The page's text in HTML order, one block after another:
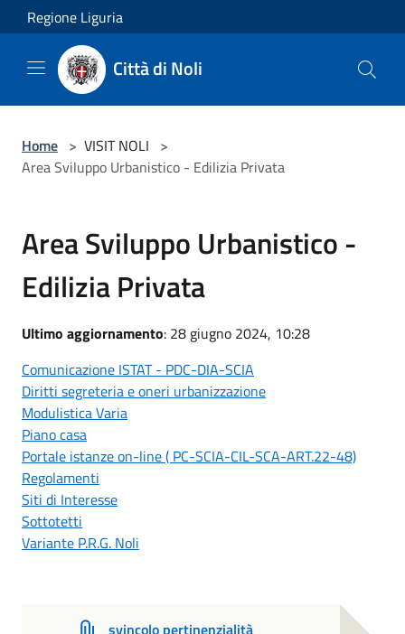
Salta al contenuto principale
Regione Liguria
Città di Noli
Home > VISIT NOLI >
Area Sviluppo Urbanistico - Edilizia Privata
Area Sviluppo Urbanistico -
Edilizia Privata
Ultimo aggiornamento: 28 giugno 2024, 10:28
Comunicazione ISTAT - PDC-DIA-SCIA
Diritti segreteria e oneri urbanizzazione
Modulistica Varia
Piano casa
Portale istanze on-line ( PC-SCIA-CIL-SCA-ART.22-48)
Regolamenti
Siti di Interesse
Sottotetti
Variante P.R.G. Noli
svincolo pertinenzialità